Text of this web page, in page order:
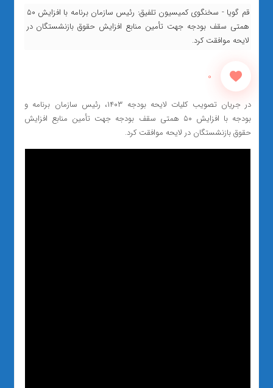
قم گویا - سخنگوی کمیسیون تلفیق: رئیس سازمان برنامه با افزایش ۵۰
همتی سقف بودجه جهت تأمین منابع افزایش حقوق بازنشستگان در
لایحه موافقت کرد.
0
در جریان تصویب کلیات لایحه بودجه ۱۴۰۳، رئیس سازمان برنامه و
بودجه با افزایش ۵۰ همتی سقف بودجه جهت تأمین منابع افزایش
حقوق بازنشستگان در لایحه موافقت کرد.